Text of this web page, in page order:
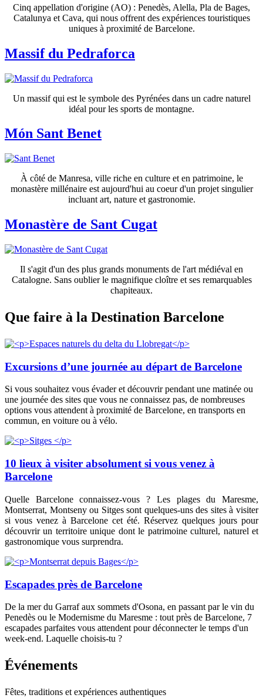
Cinq appellation d'origine (AO) : Penedès, Alella, Pla de Bages,
Catalunya et Cava, qui nous offrent des expériences touristiques
uniques à proximité de Barcelone.
Massif du Pedraforca
Un massif qui est le symbole des Pyrénées dans un cadre naturel
idéal pour les sports de montagne.
Món Sant Benet
À côté de Manresa, ville riche en culture et en patrimoine, le
monastère millénaire est aujourd'hui au coeur d'un projet singulier
incluant art, nature et gastronomie.
Monastère de Sant Cugat
Il s'agit d'un des plus grands monuments de l'art médiéval en
Catalogne. Sans oublier le magnifique cloître et ses remarquables
chapiteaux.
Que faire à la Destination Barcelone
Excursions d’une journée au départ de Barcelone
Si vous souhaitez vous évader et découvrir pendant une matinée ou
une journée des sites que vous ne connaissez pas, de nombreuses
options vous attendent à proximité de Barcelone, en transports en
commun, en voiture ou à vélo.
10 lieux à visiter absolument si vous venez à
Barcelone
Quelle Barcelone connaissez-vous ? Les plages du Maresme,
Montserrat, Montseny ou Sitges sont quelques-uns des sites à visiter
si vous venez à Barcelone cet été. Réservez quelques jours pour
découvrir un territoire unique dont le patrimoine culturel, naturel et
gastronomique vous surprendra.
Escapades près de Barcelone
De la mer du Garraf aux sommets d'Osona, en passant par le vin du
Penedès ou le Modernisme du Maresme : tout près de Barcelone, 7
escapades parfaites vous attendent pour déconnecter le temps d'un
week-end. Laquelle choisis-tu ?
Événements
Fêtes, traditions et expériences authentiques